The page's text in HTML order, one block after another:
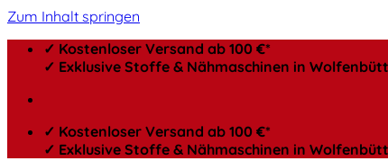
Zum Inhalt springen
✓ Kostenloser Versand ab 100 €*
✓ Exklusive Stoffe & Nähmaschinen in
✓ Kostenloser Versand ab 100 €*
✓ Exklusive Stoffe & Nähmaschinen in